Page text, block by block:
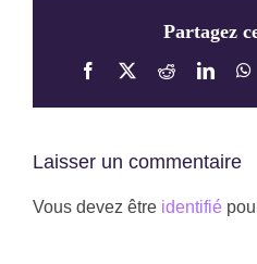
Partagez
Facebook
X Reddit
Laisser un commentaire
Vous devez être identifié